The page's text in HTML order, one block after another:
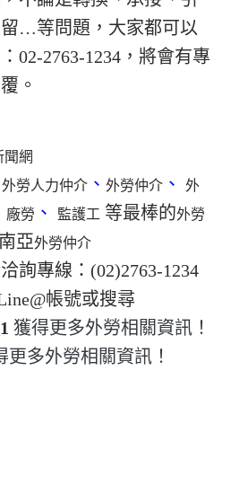
…等問題，大家都可以
02-2763-1234，將會有專
。
聞網
外勞人力仲介 、外勞仲介 、
外
廠勞 、 監護工 等最棒的外勞
亞外勞仲介
詢專線：(02)2763-1234
帳號或搜尋
獲得更多外勞相關資訊！
更多外勞相關資訊！